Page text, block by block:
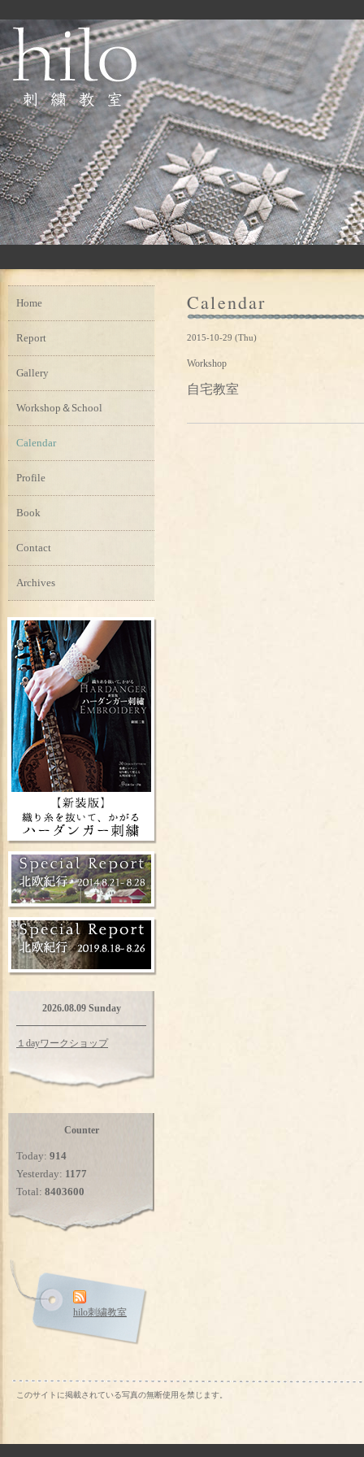
Calendar
2015-10-29 (Thu)
Workshop
自宅教室
Home
Report
Gallery
Workshop＆School
Calendar
Profile
Book
Contact
Archives
2026.08.09 Sunday
１dayワークショップ
Counter
Today: 914
Yesterday: 1177
Total: 8403600
hilo刺繍教室
このサイトに掲載されている写真の無断使用を禁じます。